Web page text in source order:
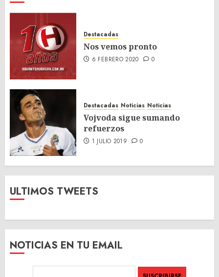
Destacadas
Nos vemos pronto
6 FEBRERO 2020 0
Destacadas Noticias Noticias
Vojvoda sigue sumando
refuerzos
1 JULIO 2019 0
ULTIMOS TWEETS
NOTICIAS EN TU EMAIL